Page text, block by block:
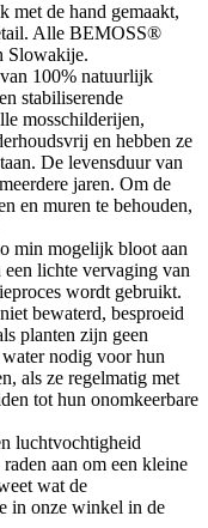
met de hand gemaakt,
Alle BEMOSS®
Slowakije.
100% natuurlijk
stabiliserende
mosschilderijen,
en hebben ze
De levensduur van
jaren. Om de
en muren te behouden,
min mogelijk bloot aan
lichte vervaging van
wordt gebruikt.
bewaterd, besproeid
planten zijn geen
water nodig voor hun
als ze regelmatig met
tot hun onomkeerbare
luchtvochtigheid
aan om een kleine
wat de
in onze winkel in de